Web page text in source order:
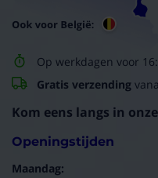
"Het is gewoon goed
Gebruik het om
René
15-10-2024
Op werkdagen voor
Gratis verzending
Kom eens langs in
Openingstijden
Maandag: